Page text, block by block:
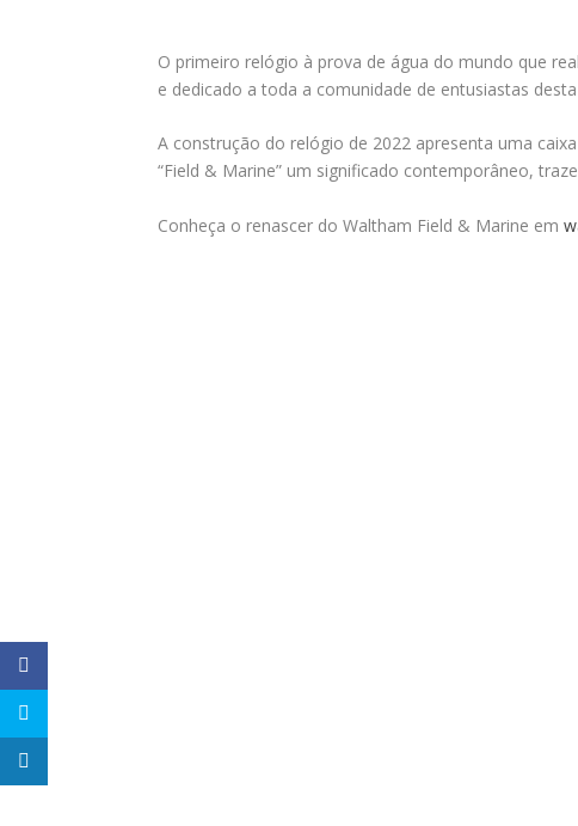
O primeiro relógio à prova de água do mundo que
e dedicado a toda a comunidade de entusiastas
A construção do relógio de 2022 apresenta uma
“Field & Marine” um significado contemporâneo,
Conheça o renascer do Waltham Field & Marine em